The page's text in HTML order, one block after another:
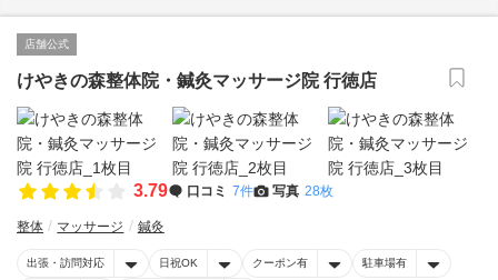
店舗公式
けやきの森整体院・鍼灸マッサージ院 行徳店
3.79 口コミ 7件 写真 28枚
整体 マッサージ 鍼灸
出張・訪問対応 日祝OK クーポン有 駐車場有